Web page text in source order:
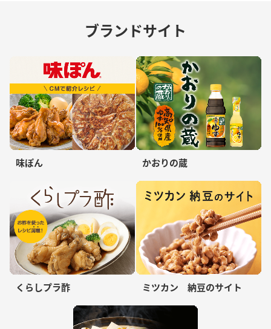
ブランドサイト
味ぽん かおりの蔵
くらしプラ酢 ミツカン 納豆のサイト